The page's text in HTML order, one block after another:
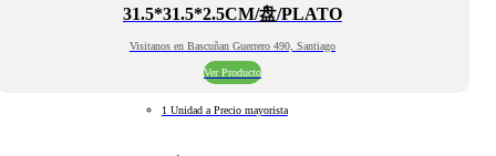
31.5*31.5*2.5CM/盘/PLATO
Visitanos en Bascuñan Guerrero 490, Santiago
Ver Producto
1 Unidad a Precio mayorista